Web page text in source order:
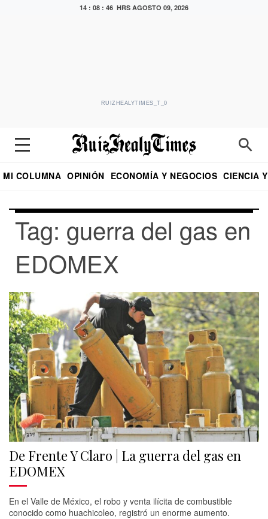
14 : 08 : 46 HRS AGOSTO 09, 2026
RUIZHEALYTIMES_T_0
MI COLUMNA OPINIÓN ECONOMÍA Y NEGOCIOS CIENCIA
Tag: guerra del gas en
EDOMEX
De Frente Y Claro | La guerra del gas en
EDOMEX
En el Valle de México, el robo y venta ilícita de combustible
conocido como huachicoleo, registró un enorme aumento.